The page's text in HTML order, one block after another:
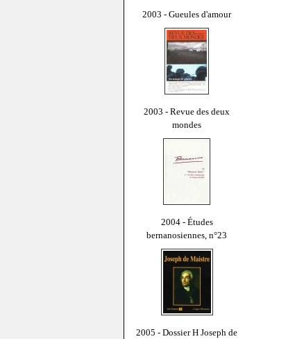
2003 - Gueules d'amour
2003 - Revue des deux
mondes
2004 - Études
bernanosiennes, n°23
2005 - Dossier H Joseph de